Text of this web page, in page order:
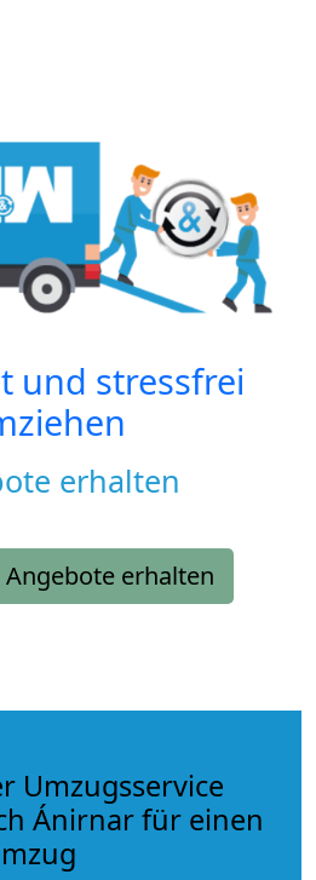
und stressfrei
erhalten
Angebote erhalten
Umzugsservice
Ánirnar für einen